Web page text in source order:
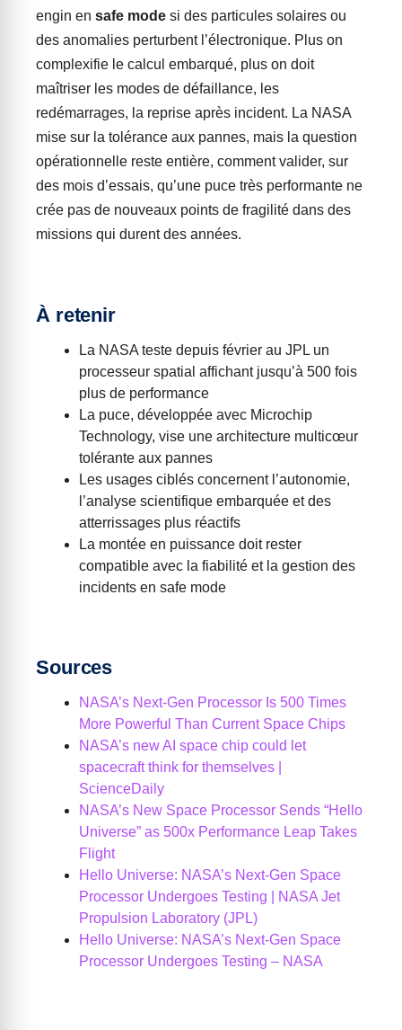
engin en safe mode si des particules solaires ou
des anomalies perturbent l’électronique. Plus on
complexifie le calcul embarqué, plus on doit
maîtriser les modes de défaillance, les
redémarrages, la reprise après incident. La NASA
mise sur la tolérance aux pannes, mais la question
opérationnelle reste entière, comment valider, sur
des mois d’essais, qu’une puce très performante ne
crée pas de nouveaux points de fragilité dans des
missions qui durent des années.
À retenir
La NASA teste depuis février au JPL un
processeur spatial affichant jusqu’à 500 fois
plus de performance
La puce, développée avec Microchip
Technology, vise une architecture multicœur
tolérante aux pannes
Les usages ciblés concernent l’autonomie,
l’analyse scientifique embarquée et des
atterrissages plus réactifs
La montée en puissance doit rester
compatible avec la fiabilité et la gestion des
incidents en safe mode
Sources
NASA’s Next-Gen Processor Is 500 Times
More Powerful Than Current Space Chips
NASA’s new AI space chip could let
spacecraft think for themselves |
ScienceDaily
NASA’s New Space Processor Sends “Hello
Universe” as 500x Performance Leap Takes
Flight
Hello Universe: NASA’s Next-Gen Space
Processor Undergoes Testing | NASA Jet
Propulsion Laboratory (JPL)
Hello Universe: NASA’s Next-Gen Space
Processor Undergoes Testing – NASA